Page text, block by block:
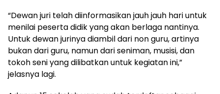
“Dewan juri telah diinformasikan jauh jauh hari untuk
menilai peserta didik yang akan berlaga nantinya.
Untuk dewan jurinya diambil dari non guru, artinya
bukan dari guru, namun dari seniman, musisi, dan
tokoh seni yang dilibatkan untuk kegiatan ini,”
jelasnya lagi.